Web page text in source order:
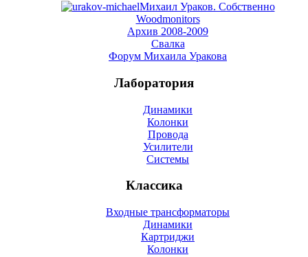
Михаил Ураков. Собственно
Woodmonitors
Архив 2008-2009
Свалка
Форум Михаила Уракова
Лаборатория
Динамики
Колонки
Провода
Усилители
Системы
Классика
Входные трансформаторы
Динамики
Картриджи
Колонки